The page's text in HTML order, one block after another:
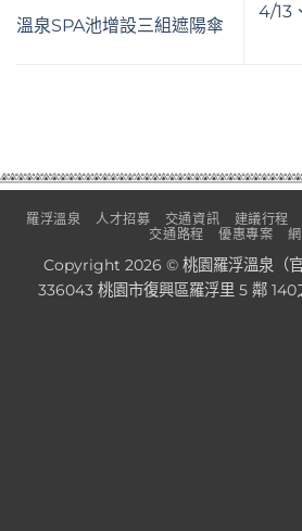
溫泉SPA池增設三組遮陽傘
4/13
羅浮溫泉 人才招募 交通資訊 建議行程
交通路程
優惠專案
Copyright 2026 © 桃園羅浮溫泉（
336043 桃園市復興區羅浮里 5 鄰